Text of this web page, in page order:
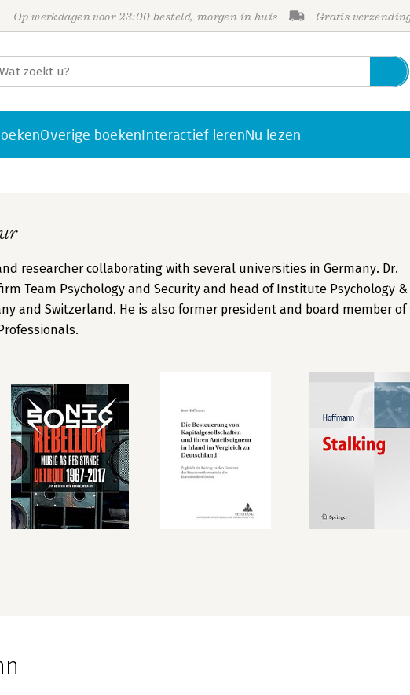
Op werkdagen voor 23:00 besteld, morgen in huis Gratis
Overige boekenInteractief lerenNu lezen
researcher collaborating with several universities in Germany. Dr.
Team Psychology and Security and head of Institute Psychology &
and Switzerland. He is also former president and board member of